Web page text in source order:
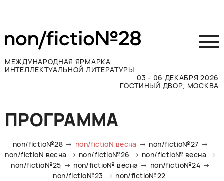
МЕЖДУНАРОДНАЯ ЯРМАРКА
ИНТЕЛЛЕКТУАЛЬНОЙ ЛИТЕРАТУРЫ
03 - 06 ДЕКАБРЯ 2026
ГОСТИНЫЙ ДВОР, МОСКВА
Принять участие
Участникам
Посетителям
Программа
Прессе
ПРОГРАММА
non/fictio№28 non/fictioN весна
non/fictio№27
non/fictioN весна
non/fictio№26
non/fictio№ весна
non/fictio№25
non/fictio№ весна
non/fictio№24
non/fictio№23
non/fictio№22